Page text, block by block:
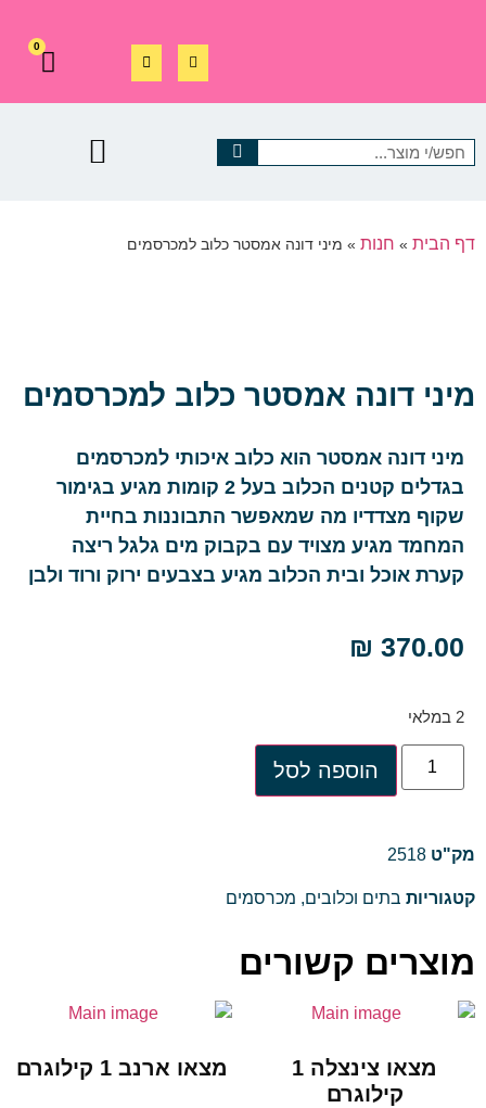
0
דף הבית » חנות » מיני דונה אמסטר כלוב למכרסמים
מיני דונה אמסטר כלוב למכרסמים
מיני דונה אמסטר הוא כלוב איכותי למכרסמים
בגדלים קטנים הכלוב בעל 2 קומות מגיע בגימור
שקוף מצדדיו מה שמאפשר התבוננות בחיית
המחמד מגיע מצויד עם בקבוק מים גלגל ריצה
קערת אוכל ובית הכלוב מגיע בצבעים ירוק ורוד ולבן
₪ 370.00
2 במלאי
הוספה לסל
מק"ט 2518
קטגוריות בתים וכלובים, מכרסמים
מוצרים קשורים
מצאו צינצלה 1
קילוגרם
מצאו ארנב 1 קילוגרם